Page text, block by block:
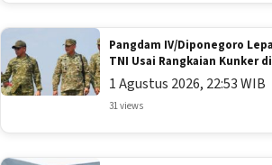
Pangdam IV/Diponegoro
TNI Usai Rangkaian Kunker
1 Agustus 2026, 22:53 WIB
31 views